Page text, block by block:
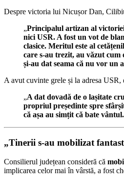
Despre victoria lui Nicușor Dan,
„Principalul artizan al
nici USR. A fost un vot de
clasice. Meritul este al
care s-au trezit, au văzut cum
și-au dat seama că nu vor un
A avut cuvinte grele și la adresa USR,
„A dat dovadă de o lașitate
propriul președinte spre
că așa au simțit că bate vântul.
„Tinerii s-au mobilizat
Consilierul județean consideră că
implicarea celor mai în vârstă, a fost